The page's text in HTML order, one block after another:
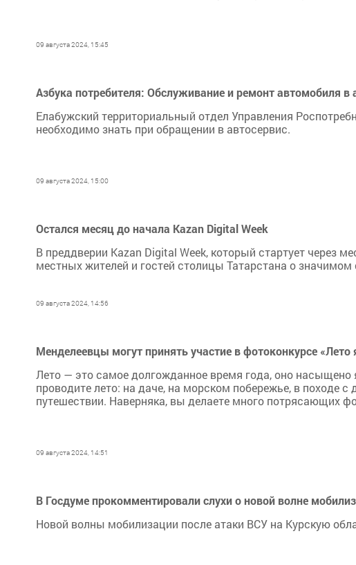
09 августа 2024, 15:45
Азбука потребителя: Обслуживание и ремонт автомобиля в
Елабужский территориальный отдел Управления
необходимо знать при обращении в автосервис.
09 августа 2024, 15:00
Остался месяц до начала Kazan Digital Week
В преддверии Kazan Digital Week, который стартует через
местных жителей и гостей столицы Татарстана о значимом
09 августа 2024, 14:56
Менделеевцы могут принять участие в фотоконкурсе
Лето — это самое долгожданное время года, оно
проводите лето: на даче, на морском побережье, в походе
путешествии. Наверняка, вы делаете много потрясающих
09 августа 2024, 14:51
В Госдуме прокомментировали слухи о новой волне
Новой волны мобилизации после атаки ВСУ на Курскую